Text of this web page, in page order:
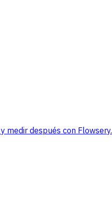
medir después con Flowsery.